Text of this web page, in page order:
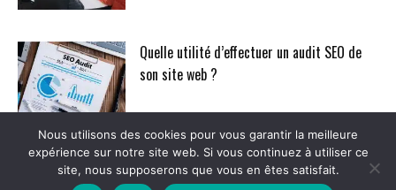
Quelle utilité d’effectuer un audit SEO de
son site web ?
Contact Politique de confidentialité RWF
Nous utilisons des cookies pour vous garantir la meilleure
expérience sur notre site web. Si vous continuez à utiliser ce
site, nous supposerons que vous en êtes satisfait.